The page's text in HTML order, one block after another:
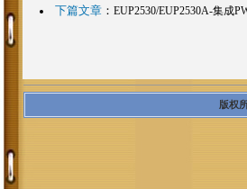
下篇文章 ：EUP2530/EUP2530A-集成
版权